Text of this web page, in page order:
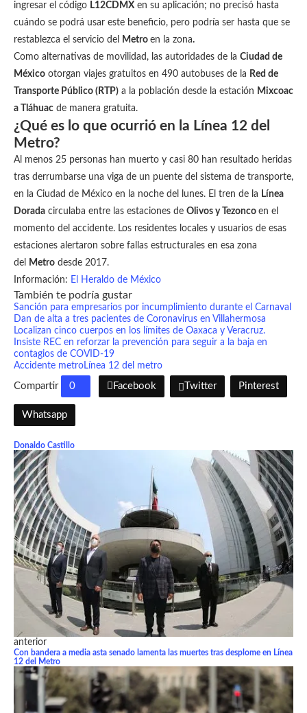
ingresar el código L12CDMX en su aplicación; no precisó hasta
cuándo se podrá usar este beneficio, pero podría ser hasta que se
restablezca el servicio del
Metro en la zona.
Como alternativas de movilidad, las autoridades de la Ciudad de
México otorgan viajes gratuitos en 490 autobuses de la Red de
Transporte Público (RTP) a la población desde la estación Mixcoac
a Tláhuac de manera gratuita.
¿Qué es lo que ocurrió en la Línea 12 del
Metro?
Al menos 25 personas han muerto y casi 80 han resultado heridas
tras derrumbarse una viga de un puente del sistema de transporte,
en la Ciudad de México en la noche del lunes. El tren de la Línea
Dorada circulaba entre las estaciones de Olivos y Tezonco en el
momento del accidente. Los residentes locales y usuarios de esas
estaciones alertaron sobre fallas estructurales en esa zona
del
Metro desde 2017.
Información: El Heraldo de México
También te podría gustar
Sanción para empresarios por incumplimiento durante el Carnaval
Dan de alta a tres pacientes de Coronavirus en Villahermosa
Localizan cinco cuerpos en los límites de Oaxaca y Veracruz.
Insiste REC en reforzar la prevención para seguir a la baja en
contagios de COVID-19
Accidente metroLínea 12 del metro
Compartir 0 Facebook Twitter Pinterest
Whatsapp
Donaldo Castillo
anterior
Con bandera a media asta senado lamenta las muertes tras desplome en Línea
12 del Metro